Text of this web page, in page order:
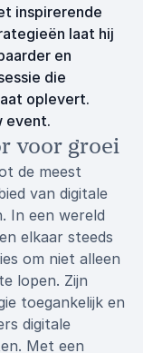
inspirerende
laat hij
en
die
oplevert.
event.
voor groei
de meest
van digitale
In een wereld
elkaar steeds
om niet alleen
lopen. Zijn
toegankelijk en
digitale
Met een